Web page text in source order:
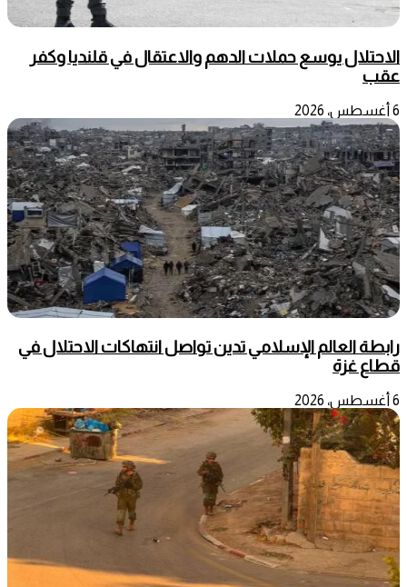
الاحتلال يوسع حملات الدهم والاعتقال في قلنديا وكفر
عقب
6 أغسطس، 2026
رابطة العالم الإسلامي تدين تواصل انتهاكات الاحتلال في
قطاع غزة
6 أغسطس، 2026